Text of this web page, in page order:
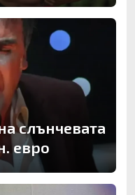
слънчевата
евро